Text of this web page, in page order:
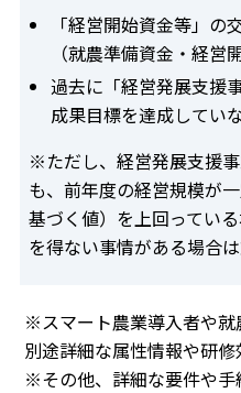
「経営開始資金等」
（就農準備資金・経営
過去に「経営発展支援
成果目標を達成してい
※ただし、経営発展支援
も、前年度の経営規模が
基づく値）を上回ってい
を得ない事情がある場合
※スマート農業導入者や就
別途詳細な属性情報や研修
※その他、詳細な要件や手